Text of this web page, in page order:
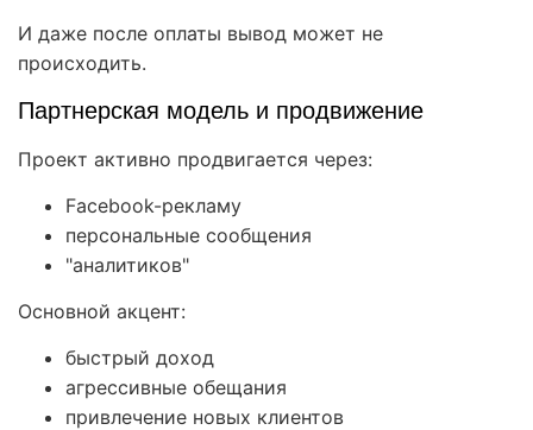
И даже после оплаты вывод может не
происходить.
Партнерская модель и продвижение
Проект активно продвигается через:
Facebook-рекламу
персональные сообщения
"аналитиков"
Основной акцент:
быстрый доход
агрессивные обещания
привлечение новых клиентов